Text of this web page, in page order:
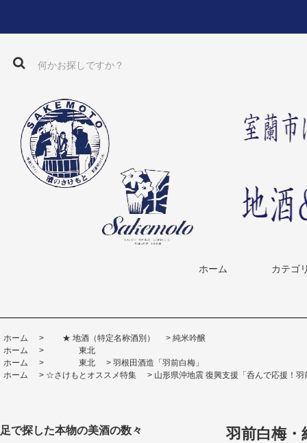
ホーム カテゴ
ホーム > ★ 地酒（特定名称酒別） > 純米吟醸
ホーム
>
東北
ホーム
> 東北 > 羽根田酒造「羽前白梅」
ホーム
> ☆さけもとオススメ特集 > 山形県沖地震 復興支援「呑んで応援！羽
足で探した本物の美酒の数々 羽前白梅